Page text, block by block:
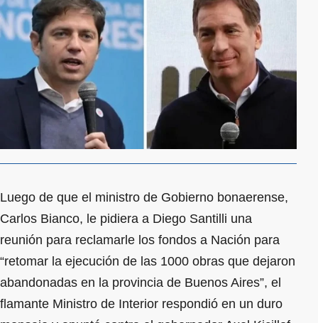
Luego de que el ministro de Gobierno bonaerense,
Carlos Bianco, le pidiera a Diego Santilli una
reunión para reclamarle los fondos a Nación para
“retomar la ejecución de las 1000 obras que dejaron
abandonadas en la provincia de Buenos Aires”, el
flamante Ministro de Interior respondió en un duro